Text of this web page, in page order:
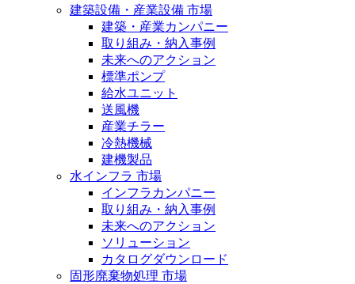
建築設備・産業設備 市場
建築・産業カンパニー
取り組み・納入事例
未来へのアクション
標準ポンプ
給水ユニット
送風機
産業チラー
冷熱機械
建機製品
水インフラ 市場
インフラカンパニー
取り組み・納入事例
未来へのアクション
ソリューション
カタログダウンロード
固形廃棄物処理 市場